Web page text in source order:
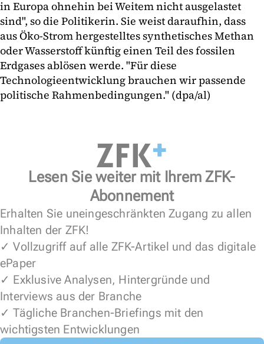
in Europa ohnehin bei Weitem nicht ausgelastet
sind", so die Politikerin. Sie weist daraufhin, dass
aus Öko-Strom hergestelltes synthetisches Methan
oder Wasserstoff künftig einen Teil des fossilen
Erdgases ablösen werde. "Für diese
Technologieentwicklung brauchen wir passende
politische Rahmenbedingungen." (dpa/al)
Lesen Sie weiter mit Ihrem ZFK-
Abonnement
Erhalten Sie uneingeschränkten Zugang zu allen
Inhalten der ZFK!
✓ Vollzugriff auf alle ZFK-Artikel und das digitale
ePaper
✓ Exklusive Analysen, Hintergründe und
Interviews aus der Branche
✓ Tägliche Branchen-Briefings mit den
wichtigsten Entwicklungen